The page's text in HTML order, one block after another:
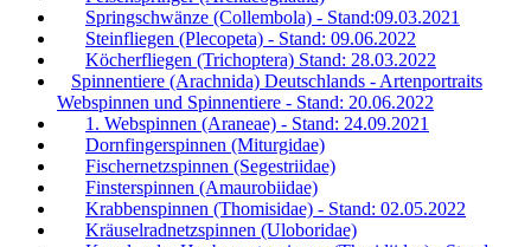
Springschwänze (Collembola) - Stand:09.03.2021
Steinfliegen (Plecopeta) - Stand: 09.06.2022
Köcherfliegen (Trichoptera) Stand: 28.03.2022
Spinnentiere (Arachnida) Deutschlands - Artenportraits
Webspinnen und Spinnentiere - Stand: 20.06.2022
1. Webspinnen (Araneae) - Stand: 24.09.2021
Dornfingerspinnen (Miturgidae)
Fischernetzspinnen (Segestriidae)
Finsterspinnen (Amaurobiidae)
Krabbenspinnen (Thomisidae) - Stand: 02.05.2022
Kräuselradnetzspinnen (Uloboridae)